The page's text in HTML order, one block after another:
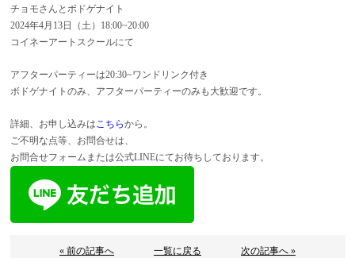
チョモさんとボドゲナイト
2024年4月13日（土）18:00~20:00
コイネーアートスクールにて
アフターパーティーは20:30~ワンドリンク付き
ボドゲナイトのみ、アフターパーティーのみも大歓迎です。
詳細、お申し込みはこちらから。
ご不明な点等、お問合せは、
お問合せフォームまたは公式LINEにてお待ちしております。
« 前の記事へ 一覧に戻る 次の記事へ »